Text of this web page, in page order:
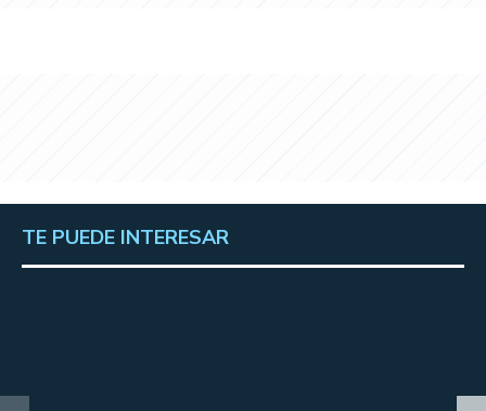
TE PUEDE INTERESAR